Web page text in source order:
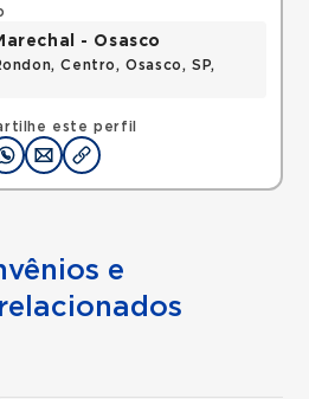
este perfil
- Osasco
Centro, Osasco, SP,
e